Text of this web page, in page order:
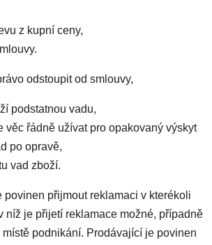
z kupní ceny,
odstoupit od smlouvy,
podstatnou vadu,
věc řádně užívat pro opakovaný výskyt
po opravě,
vad zboží.
povinen přijmout reklamaci v kterékoli
níž je přijetí reklamace možné, případně
místě podnikání. Prodávající je povinen